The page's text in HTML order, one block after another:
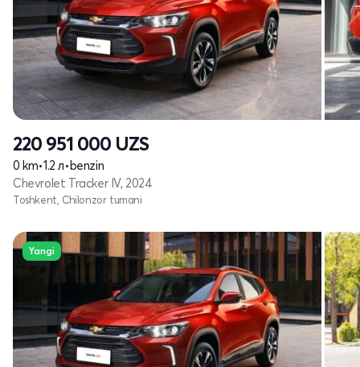
220 951 000 UZS
0 km•1.2 л•benzin
Chevrolet Tracker IV, 2024
Toshkent, Chilonzor tumani
Yangi